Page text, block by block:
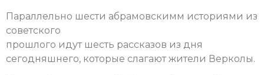
Параллельно шести абрамовскимм историями из
советского
прошлого идут шесть рассказов из дня
сегодняшнего, которые слагают жители Верколы.